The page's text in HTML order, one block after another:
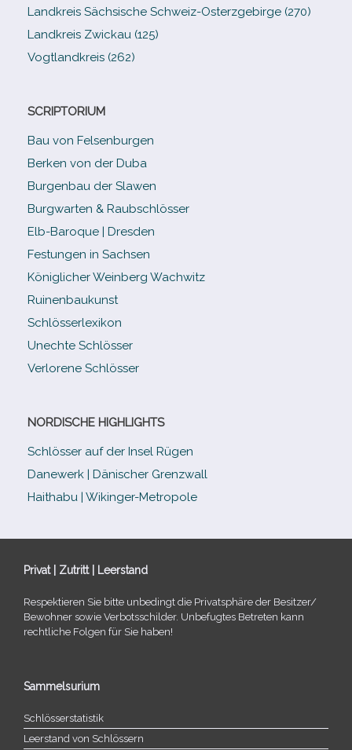
Landkreis Sächsische Schweiz-​Osterzgebirge (270)
Landkreis Zwickau (125)
Vogtlandkreis (262)
SCRIPTORIUM
Bau von Felsenburgen
Berken von der Duba
Burgenbau der Slawen
Burgwarten & Raubschlösser
Elb-​Baroque | Dresden
Festungen in Sachsen
Königlicher Weinberg Wachwitz
Ruinenbaukunst
Schlösserlexikon
Unechte Schlösser
Verlorene Schlösser
NORDISCHE HIGHLIGHTS
Schlösser auf der Insel Rügen
Danewerk | Dänischer Grenzwall
Haithabu | Wikinger-Metropole
Privat | Zutritt | Leerstand
Respektieren Sie bitte unbe­dingt die Privatsphäre der Besitzer/​
Bewohner sowie Verbotsschilder. Unbefugtes Betreten kann
recht­li­che Folgen für Sie haben!
Sammelsurium
Schlösserstatistik
Leerstand von Schlössern